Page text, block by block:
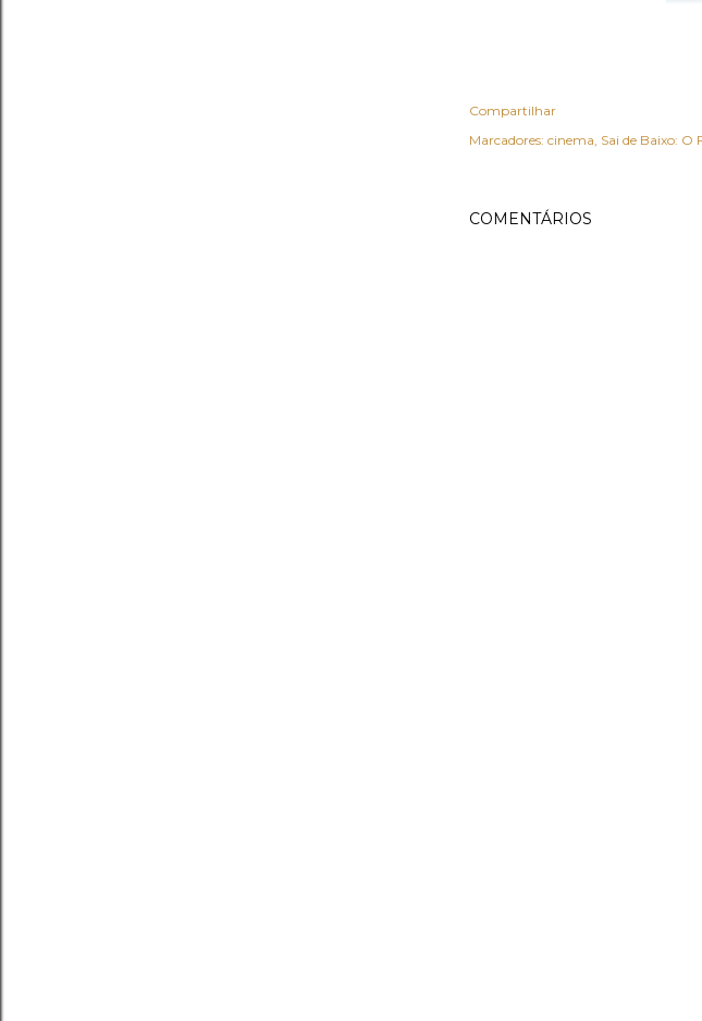
Compartilhar
Marcadores: cinema Sai de Baixo: O
COMENTÁRIOS